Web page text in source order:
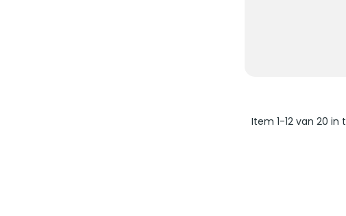
Item 1-12 van 20